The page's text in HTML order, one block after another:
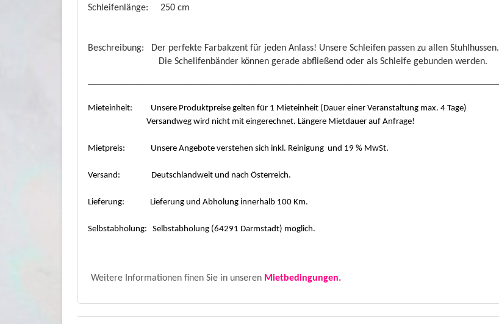
Schleifenlänge: 250 cm
Beschreibung: Der perfekte Farbakzent für jeden Anlass! Unsere Schleifen passen zu allen Stuhlhussen.
Die Schelifenbänder können gerade abfließend oder als Schleife gebunden werden.
Mieteinheit: Unsere Produktpreise gelten für 1 Mieteinheit (Dauer einer Veranstaltung max. 4 Tage)
Versandweg wird nicht mit eingerechnet. Längere Mietdauer auf Anfrage!
Mietpreis: Unsere Angebote verstehen sich inkl. Reinigung und 19 % MwSt.
Versand: Deutschlandweit und nach Österreich.
Lieferung: Lieferung und Abholung innerhalb 100 Km.
Selbstabholung: Selbstabholung (64291 Darmstadt) möglich.
Weitere Informationen finen Sie in unseren Mietbedingungen.